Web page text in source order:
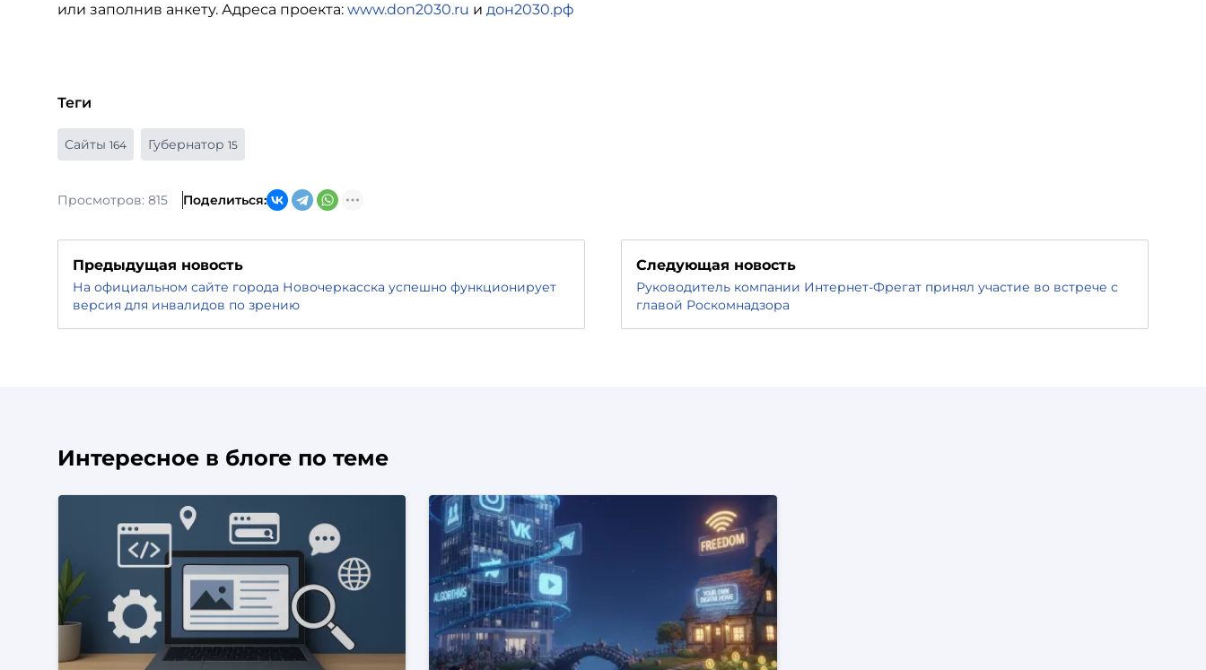
или заполнив анкету. Адреса проекта: www.don2030.ru и дон2030.рф
Теги
Сайты 164 Губернатор 15
Просмотров: 815 Поделиться:
Предыдущая новость
На официальном сайте города Новочеркасска успешно функционирует
версия для инвалидов по зрению
Следующая новость
Руководитель компании Интернет-Фрегат принял участие во встрече с
главой Роскомнадзора
Интересное в блоге по теме